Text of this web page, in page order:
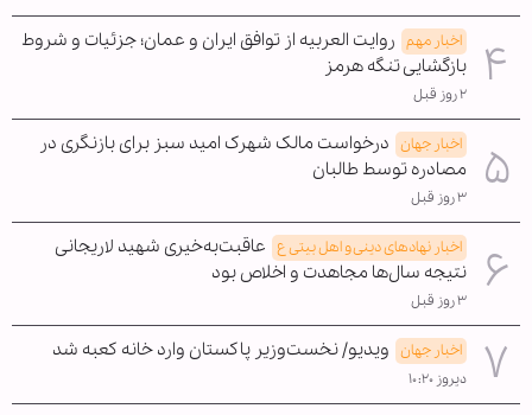
اخبار مهم روایت العربیه از توافق ایران و عمان؛ جزئیات و شروط
بازگشایی تنگه هرمز
۲ روز قبل
اخبار جهان درخواست مالک شهرک امید سبز برای بازنگری در
مصادره توسط طالبان
۳ روز قبل
اخبار نهادهای دینی و اهل بیتی ع عاقبت‌به‌خیری شهید لاریجانی
نتیجه سال‌ها مجاهدت و اخلاص بود
۳ روز قبل
اخبار جهان ویدیو/ نخست‌وزیر پاکستان وارد خانه کعبه شد
دیروز ۱۰:۲۰